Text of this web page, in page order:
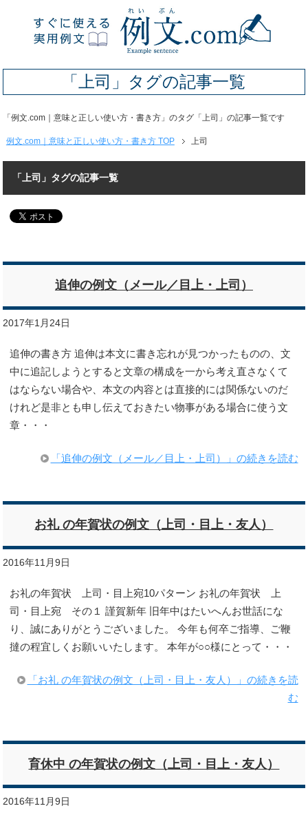
「上司」タグの記事一覧
「例文.com｜意味と正しい使い方・書き方」のタグ「上司」の記事一覧です
例文.com｜意味と正しい使い方・書き方 TOP 上司
「上司」タグの記事一覧
追伸の例文（メール／目上・上司）
2017年1月24日
追伸の書き方 追伸は本文に書き忘れが見つかったものの、文
中に追記しようとすると文章の構成を一から考え直さなくて
はならない場合や、本文の内容とは直接的には関係ないのだ
けれど是非とも申し伝えておきたい物事がある場合に使う文
章・・・
「追伸の例文（メール／目上・上司）」の続きを読む
お礼 の年賀状の例文（上司・目上・友人）
2016年11月9日
お礼の年賀状 上司・目上宛10パターン お礼の年賀状 上
司・目上宛 その１ 謹賀新年 旧年中はたいへんお世話にな
り、誠にありがとうございました。 今年も何卒ご指導、ご鞭
撻の程宜しくお願いいたします。 本年が○○様にとって・・・
「お礼 の年賀状の例文（上司・目上・友人）」の続きを読
む
育休中 の年賀状の例文（上司・目上・友人）
2016年11月9日